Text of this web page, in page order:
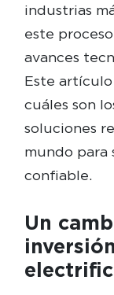
industrias
este
avances
Este
cuáles son
soluciones
mundo para
confiable.
Un